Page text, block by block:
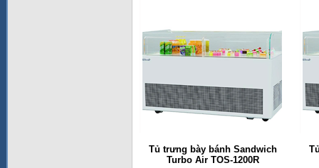
Tủ trưng bày bánh Sandwich
Turbo Air TOS-1200R